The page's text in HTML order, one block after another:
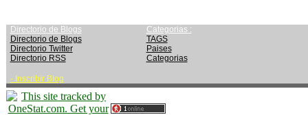
Directorio de Blogs
Directorio de Blogs
Directorio Twitter
Directorio RSS
- Inscribir Blog
Categorias :
TAGS
Paises
Categorias